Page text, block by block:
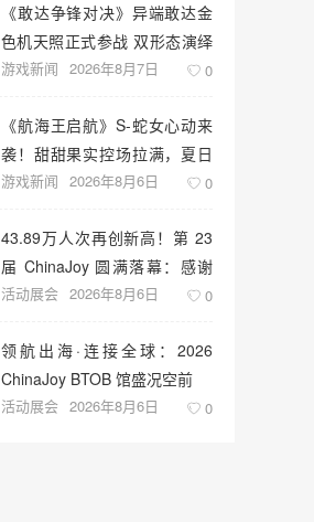
《敢达争锋对决》异端敢达金
色机天照正式参战 双形态演绎
空中战技
游戏新闻 2026年8月7日 0
《航海王启航》S-蛇女心动来
袭！甜甜果实控场拉满，夏日
盛宴开启
游戏新闻 2026年8月6日 0
43.89万人次再创新高！第 23
届 ChinaJoy 圆满落幕：感谢
有你，共赴这场“与 AI 同游”的
活动展会 2026年8月6日 0
领航出海·连接全球：2026
ChinaJoy BTOB 馆盛况空前
活动展会 2026年8月6日 0